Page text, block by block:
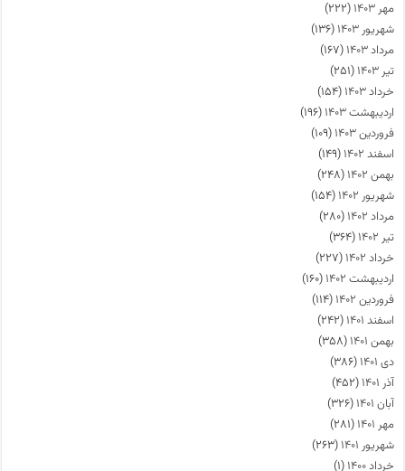
مهر ۱۴۰۳
(۲۲۲)
شهریور ۱۴۰۳
(۱۳۶)
مرداد ۱۴۰۳
(۱۶۷)
تیر ۱۴۰۳
(۲۵۱)
خرداد ۱۴۰۳
(۱۵۴)
اردیبهشت ۱۴۰۳
(۱۹۶)
فروردین ۱۴۰۳
(۱۰۹)
اسفند ۱۴۰۲
(۱۴۹)
بهمن ۱۴۰۲
(۲۴۸)
شهریور ۱۴۰۲
(۱۵۴)
مرداد ۱۴۰۲
(۲۸۰)
تیر ۱۴۰۲
(۳۶۴)
خرداد ۱۴۰۲
(۲۲۷)
اردیبهشت ۱۴۰۲
(۱۶۰)
فروردین ۱۴۰۲
(۱۱۴)
اسفند ۱۴۰۱
(۲۴۲)
بهمن ۱۴۰۱
(۳۵۸)
دی ۱۴۰۱
(۳۸۶)
آذر ۱۴۰۱
(۴۵۲)
آبان ۱۴۰۱
(۳۲۶)
مهر ۱۴۰۱
(۲۸۱)
شهریور ۱۴۰۱
(۲۶۳)
خرداد ۱۴۰۰
(۱)